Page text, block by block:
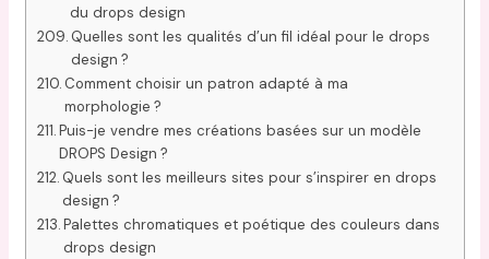
du drops design
Quelles sont les qualités d’un fil idéal pour le drops
design ?
Comment choisir un patron adapté à ma
morphologie ?
Puis-je vendre mes créations basées sur un modèle
DROPS Design ?
Quels sont les meilleurs sites pour s’inspirer en drops
design ?
Palettes chromatiques et poétique des couleurs dans
drops design